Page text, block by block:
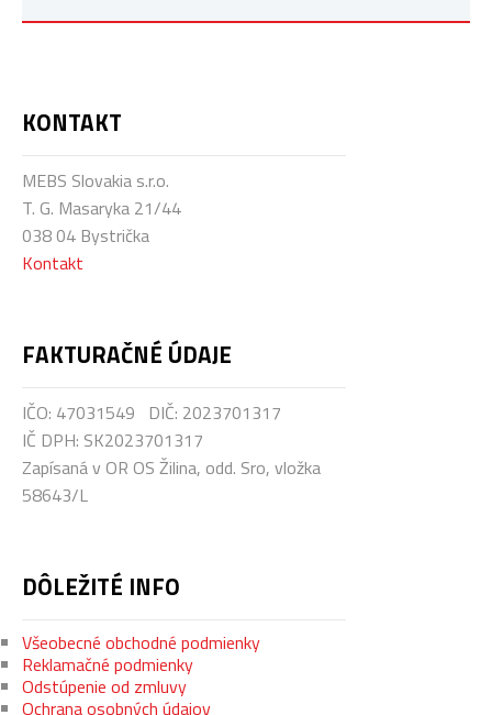
KONTAKT
MEBS Slovakia s.r.o.
T. G. Masaryka 21/44
038 04 Bystrička
Kontakt
FAKTURAČNÉ ÚDAJE
IČO: 47031549 DIČ: 2023701317
IČ DPH: SK2023701317
Zapísaná v OR OS Žilina, odd. Sro, vložka
58643/L
DÔLEŽITÉ INFO
Všeobecné obchodné podmienky
Reklamačné podmienky
Odstúpenie od zmluvy
Ochrana osobných údajov